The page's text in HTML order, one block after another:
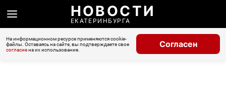
НОВОСТИ
ЕКАТЕРИНБУРГА
На информационном ресурсе применяются cookie-
файлы. Оставаясь на сайте, вы подтверждаете свое
согласиена их использование.
Согласен